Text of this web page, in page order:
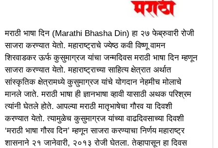
मराठी भाषा दिन (Marathi Bhasha Din) हा २७ फेब्रुवारी रोजी
साजरा करण्यात येतो. महाराष्ट्राचे ज्येष्ठ कवी विष्णू वामन
शिरवाडकर ऊर्फ कुसुमाग्रज यांचा जन्मदिवस मराठी भाषा दिन म्हणून
साजरा करण्यात येतो. महाराष्ट्राच्या साहित्य क्षेत्रात अर्थात
सांस्कृतिक क्षेत्रामध्ये कुसुमाग्रज यांचे योगदान नेहमीच मोलाचे
मानले जाते. मराठी भाषा ही ज्ञानभाषा व्हावी यासाठी अथक परिश्रम
त्यांनी घेतले होते. आपल्या मराठी मातृभाषेचा गौरव या दिवशी
करण्यात येतो. त्यामुळेच कुसुमाग्रज यांच्या वाढदिवसाच्या दिवशी
‘मराठी भाषा गौरव दिन’ म्हणून साजरा करण्याचा निर्णय महाराष्ट्र
शासनाने २१ जानेवारी, २०१३ रोजी घेतला. तेव्हापासून हा दिवस